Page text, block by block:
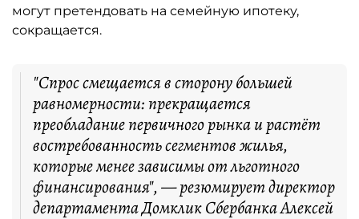
могут претендовать на семейную ипотеку,
сокращается.
"Спрос смещается в сторону большей
равномерности: прекращается
преобладание первичного рынка и растёт
востребованность сегментов жилья,
которые менее зависимы от льготного
финансирования", — резюмирует директор
департамента Домклик Сбербанка Алексей